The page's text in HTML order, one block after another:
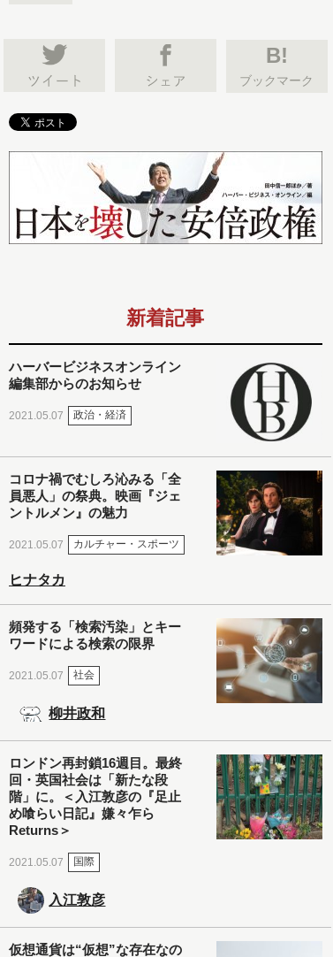
B!
ブックマーク
新着記事
ハーバービジネスオンライン
編集部からのお知らせ
2021.05.07 政治・経済
コロナ禍でむしろ沁みる「全
員悪人」の祭典。映画『ジェ
ントルメン』の魅力
2021.05.07 カルチャー・スポーツ
ヒナタカ
頻発する「検索汚染」とキー
ワードによる検索の限界
2021.05.07 社会
柳井政和
ロンドン再封鎖16週目。最終
回・英国社会は「新たな段
階」に。＜入江敦彦の『足止
め喰らい日記』嫌々乍ら
Returns＞
2021.05.07 国際
入江敦彦
仮想通貨は“仮想”な存在なの